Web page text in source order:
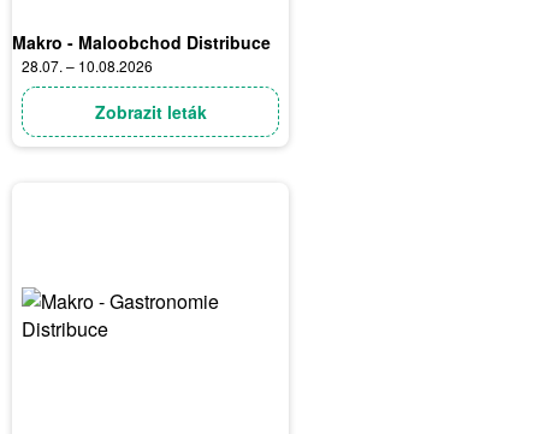
Makro - Maloobchod Distribuce
28.07. – 10.08.2026
Zobrazit leták